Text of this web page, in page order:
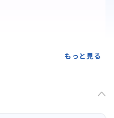
もっと見る